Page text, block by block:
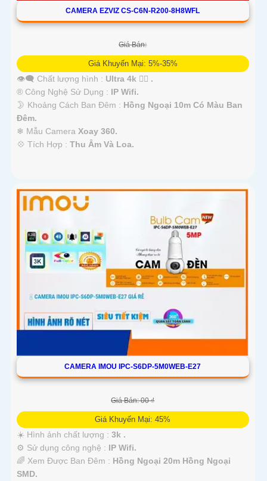
CAMERA EZVIZ CS-C6N-R200-8H8WFL
Giá Bán:
Giá Khuyến Mại: 5%-35%
👁️‍🗨 Chất lượng hình : Ultra 4k 👍🏾 .
®️ Công Nghệ Sử Dụng : IP Wifi.
🌛 Khoảng Cách Ban Đêm : Hồng Ngoại 10m Có Màu Ban
Ðêm.
❄ Mẫu Camera Xoay 360.
️💠 Tích Hợp : Thu Âm Và Loa.
CAMERA IMOU IPC-S6DP-5M0WEB-E27
Giá Bán: 00 ₫
Giá Khuyến Mại: 45%
☀️ Hình ảnh chất lượng : 3k .
⚙ Sử dụng công nghệ : IP Wifi.
🌈 Xem Được Ban Đêm : Hồng Ngoại 20m Hồng Ngoại
SMD.